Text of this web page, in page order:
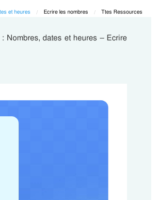
et heures Current:
Ecrire les nombres Current:
Ttes Ressources
Nombres, dates et heures – Ecrire